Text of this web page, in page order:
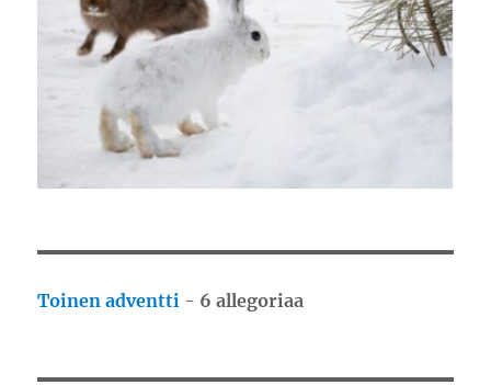
Toinen adventti - 6 allegoriaa